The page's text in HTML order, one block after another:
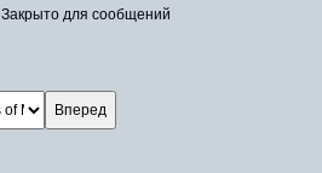
Закрыто для сообщений